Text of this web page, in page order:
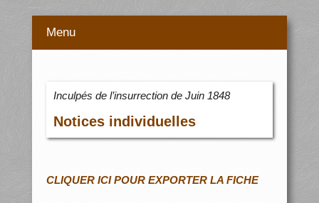
Menu
Inculpés de l’insurrection de Juin 1848
Notices individuelles
CLIQUER ICI POUR EXPORTER LA FICHE